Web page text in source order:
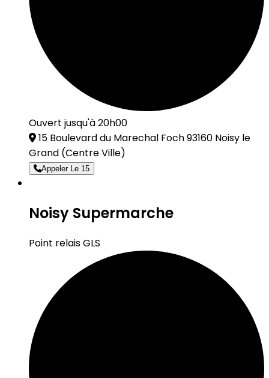
Ouvert jusqu'à 20h00
15 Boulevard du Marechal Foch 93160 Noisy le
Grand (Centre Ville)
Appeler Le 15
Noisy Supermarche
Point relais GLS